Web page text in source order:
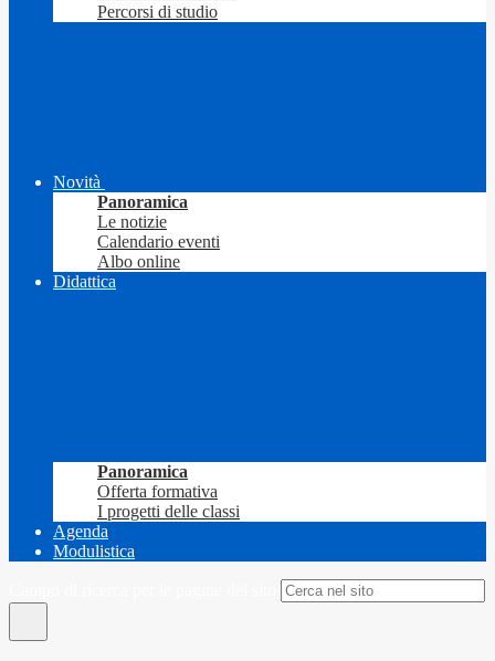
Percorsi di studio
Novità
Panoramica
Le notizie
Calendario eventi
Albo online
Didattica
Panoramica
Offerta formativa
I progetti delle classi
Agenda
Modulistica